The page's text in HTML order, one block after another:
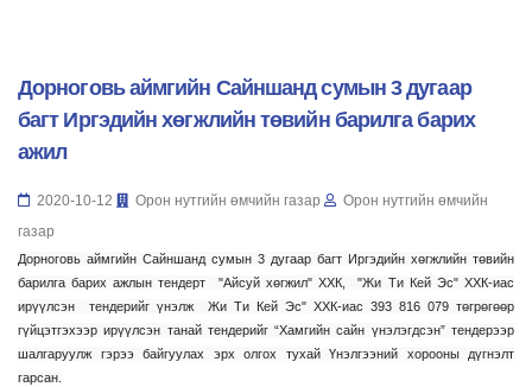
Дорноговь аймгийн Сайншанд сумын 3 дугаар
багт Иргэдийн хөгжлийн төвийн барилга барих
ажил
2020-10-12 Орон нутгийн өмчийн газар
Орон нутгийн өмчийн
газар
Дорноговь аймгийн Сайншанд сумын 3 дугаар багт Иргэдийн хөгжлийн төвийн
барилга барих ажлын тендерт "Айсуй хөгжил" ХХК, "Жи Ти Кей Эс" ХХК-иас
ирүүлсэн тендерийг үнэлж Жи Ти Кей Эс" ХХК-иас 393 816 079 төгрөгөөр
гүйцэтгэхээр ирүүлсэн танай тендерийг “Хамгийн сайн үнэлэгдсэн” тендерээр
шалгаруулж гэрээ байгуулах эрх олгох тухай Үнэлгээний хорооны дүгнэлт
гарсан.